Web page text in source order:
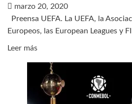
marzo 20, 2020
Preensa UEFA. La UEFA, la
Europeos, las European Leagues y
Leer másLeer
sobre
Respuesta
del